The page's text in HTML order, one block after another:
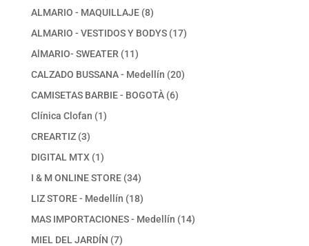
productos
ALMARIO - MAQUILLAJE 88
productos
ALMARIO - VESTIDOS Y BODYS 1717
AlMARIO- SWEATER 1111
productos
CALZADO BUSSANA - Medellín 2020
CAMISETAS BARBIE - BOGOTÀ 66
Clínica Clofan 11
CREARTIZ 33
productos
DIGITAL MTX 11
producto
I & M ONLINE STORE 3434
productos
LIZ STORE - Medellín 1818
productos
MAS IMPORTACIONES - Medellín 1414
MIEL DEL JARDÍN 77